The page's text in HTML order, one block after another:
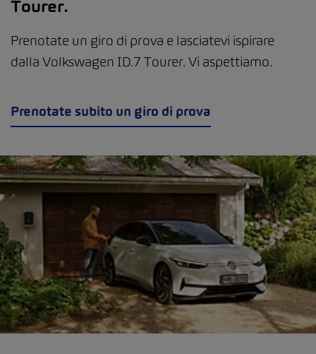
Tourer.
Prenotate un giro di prova e lasciatevi ispirare
dalla Volkswagen ID.7 Tourer. Vi aspettiamo.
Prenotate subito un giro di prova